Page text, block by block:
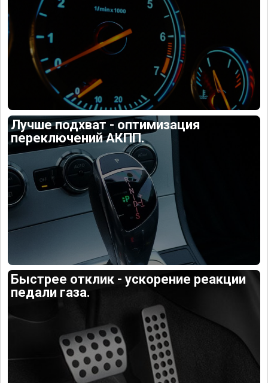
Лучше подхват - оптимизация
переключений АКПП.
Быстрее отклик - ускорение реакции
педали газа.